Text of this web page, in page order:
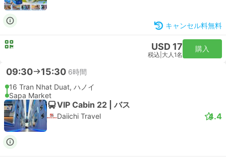
キャンセル料無料
USD 17
税込 大人1名
購入
09:30 15:30 6時間
16 Tran Nhat Duat, ハノイ
Sapa Market
VIP Cabin 22 | バス
Daiichi Travel 4.4